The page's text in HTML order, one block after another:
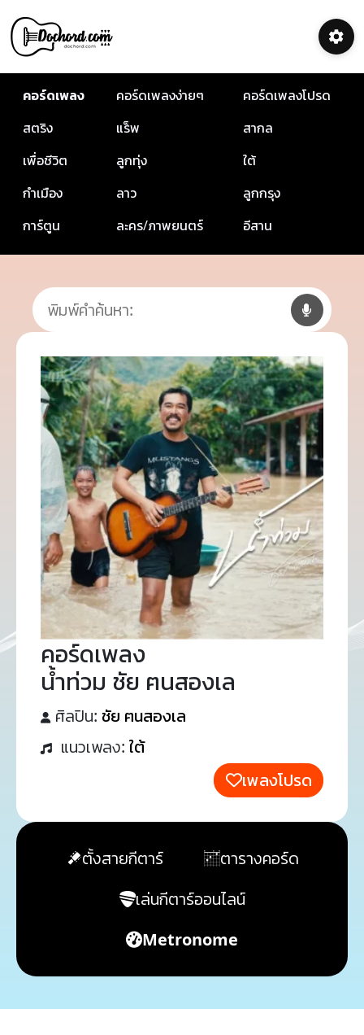
คอร์ดเพลง คอร์ดเพลงง่ายๆ
คอร์ดเพลงโปรด
สตริง
แร็พ
สากล
เพื่อชีวิต
ลูกทุ่ง
ใต้
กำเมือง
ลาว
ลูกกรุง
การ์ตูน
ละคร/ภาพยนตร์ อีสาน
คอร์ดเพลง
น้ำท่วม ชัย ฅนสองเล
ศิลปิน: ชัย ฅนสองเล
แนวเพลง: ใต้
เพลงโปรด
ตั้งสายกีตาร์
ตารางคอร์ด
เล่นกีตาร์ออนไลน์
Metronome